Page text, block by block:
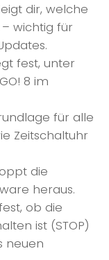
dir, welche
wichtig für
fest, unter
8 im
für alle
Zeitschaltuhr
die
heraus.
ob die
ist (STOP)
neuen